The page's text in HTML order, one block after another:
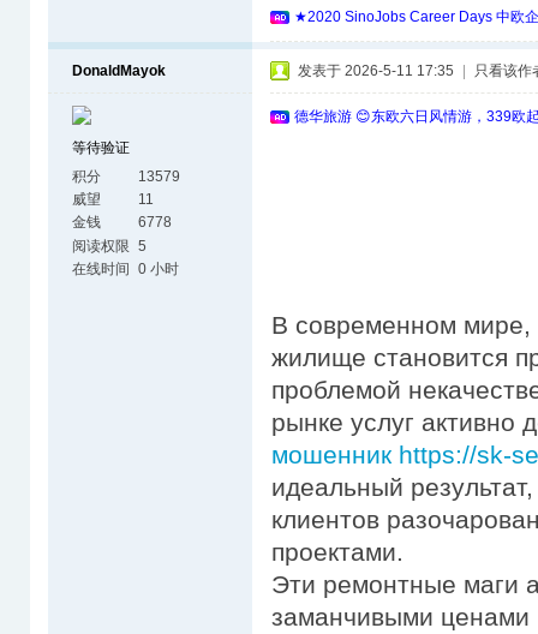
★2020 SinoJobs Career Days 中欧
DonaldMayok
等待验证
积分
13579
威望
11
金钱
6778
阅读权限 5
在线时间 0 小时
发表于 2026-5-11 17:35 只看该作
德华旅游 😊东欧六日风情游，339欧
В современном мире,
жилище становится
проблемой
рынке услуг
мошенник https://sk-
идеальный
клиентов
проектами.
Эти ремонтные маги
заманчивыми